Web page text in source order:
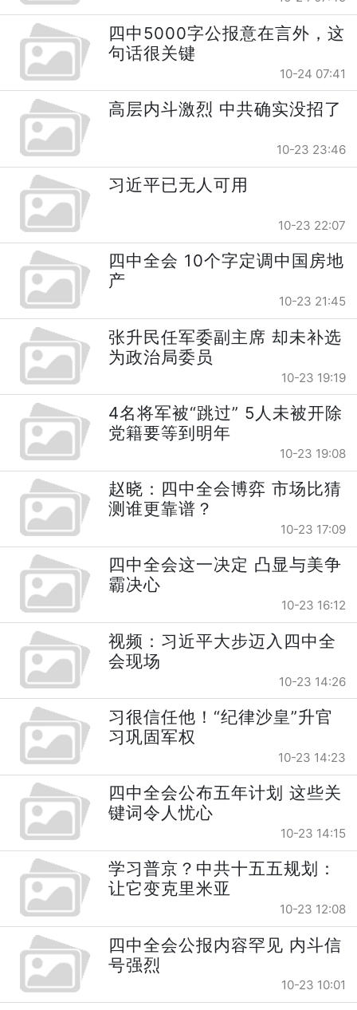
四中5000字公报意在言外，这
句话很关键
10-24 07:41
高层内斗激烈 中共确实没招了
10-23 23:46
习近平已无人可用
10-23 22:07
四中全会 10个字定调中国房地
产
10-23 21:45
张升民任军委副主席 却未补选
为政治局委员
10-23 19:19
4名将军被“跳过” 5人未被开除
党籍要等到明年
10-23 19:08
赵晓：四中全会博弈 市场比猜
测谁更靠谱？
10-23 17:09
四中全会这一决定 凸显与美争
霸决心
10-23 16:12
视频：习近平大步迈入四中全
会现场
10-23 14:26
习很信任他！“纪律沙皇”升官
习巩固军权
10-23 14:23
四中全会公布五年计划 这些关
键词令人忧心
10-23 14:15
学习普京？中共十五五规划：
让它变克里米亚
10-23 12:08
四中全会公报内容罕见 内斗信
号强烈
10-23 10:01